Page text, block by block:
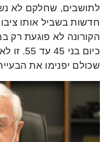
לתושבים, שחלקם לא
חדשות בשביל אותו
הקורונה לא פוגעת רק
כיום
שכולם יפנימו את